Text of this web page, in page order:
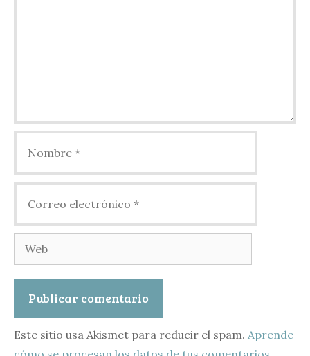
electrónico
Web
Este sitio usa Akismet para reducir el spam. Aprende